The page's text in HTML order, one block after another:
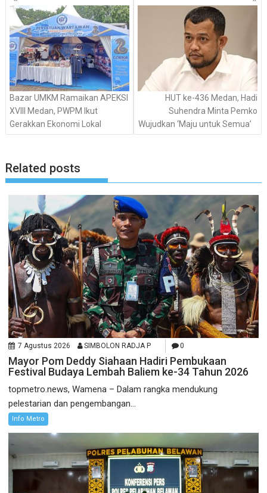
pos
Bazar UMKM Ramaikan APEKSI
XVIII Medan, PWPM Ikut
Gerakkan Ekonomi Lokal
HUT ke-436 Medan, Hadi
Suhendra Minta Pemko
Wujudkan ‘Maju untuk Semua’
Related posts
7 Agustus 2026 SIMBOLON RADJA P 0
Mayor Pom Deddy Siahaan Hadiri Pembukaan
Festival Budaya Lembah Baliem ke-34 Tahun 2026
topmetro.news, Wamena – Dalam rangka mendukung
pelestarian dan pengembangan...
Info Metro